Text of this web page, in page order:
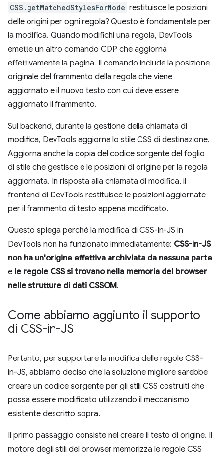
CSS.getMatchedStylesForNode restituisce le posizioni
delle origini per ogni regola? Questo è fondamentale per
la modifica. Quando modifichi una regola, DevTools
emette un altro comando CDP che aggiorna
effettivamente la pagina. Il comando include la posizione
originale del frammento della regola che viene
aggiornato e il nuovo testo con cui deve essere
aggiornato il frammento.
Sul backend, durante la gestione della chiamata di
modifica, DevTools aggiorna lo stile CSS di destinazione.
Aggiorna anche la copia del codice sorgente del foglio
di stile che gestisce e le posizioni di origine per la regola
aggiornata. In risposta alla chiamata di modifica, il
frontend di DevTools restituisce le posizioni aggiornate
per il frammento di testo appena modificato.
Questo spiega perché la modifica di CSS-in-JS in
DevTools non ha funzionato immediatamente: CSS-in-JS
non ha un'origine effettiva archiviata da nessuna parte
e le regole CSS si trovano nella memoria del browser
nelle strutture di dati CSSOM.
Come abbiamo aggiunto il supporto
di CSS-in-JS
Pertanto, per supportare la modifica delle regole CSS-
in-JS, abbiamo deciso che la soluzione migliore sarebbe
creare un codice sorgente per gli stili CSS costruiti che
possa essere modificato utilizzando il meccanismo
esistente descritto sopra.
Il primo passaggio consiste nel creare il testo di origine. Il
motore degli stili del browser memorizza le regole CSS